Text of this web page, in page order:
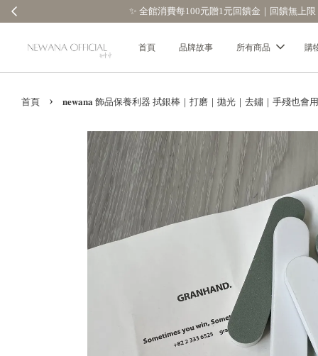
首頁 品牌故事 所有商品 購
首頁 › 𝐧𝐞𝐰𝐚𝐧𝐚 飾品保養利器 拭銀棒｜打磨｜拋光｜去鏽｜手殘也會